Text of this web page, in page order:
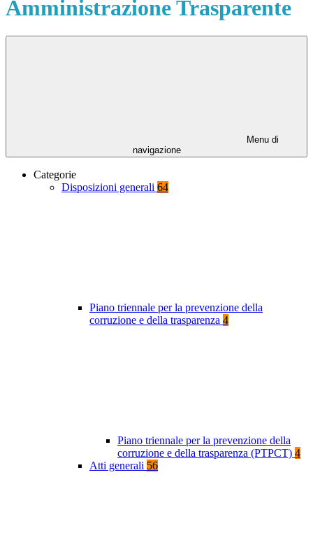
Amministrazione Trasparente
Menu di
navigazione
Categorie
Disposizioni generali 64
Piano triennale per la prevenzione della
corruzione e della trasparenza 4
Piano triennale per la prevenzione della
corruzione e della trasparenza (PTPCT) 4
Atti generali 56